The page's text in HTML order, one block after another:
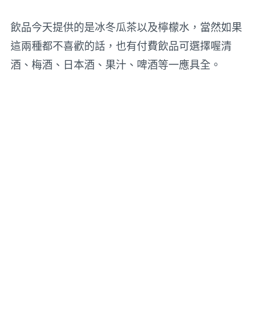
飲品今天提供的是冰冬瓜茶以及檸檬水，當然如果
這兩種都不喜歡的話，也有付費飲品可選擇喔清
酒、梅酒、日本酒、果汁、啤酒等一應具全。